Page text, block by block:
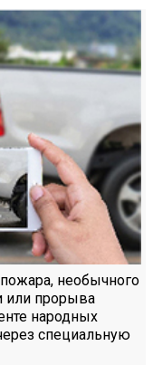
необычного
или прорыва
народных
специальную